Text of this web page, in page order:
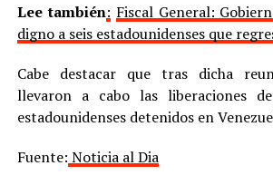
Lee también: Fiscal General:
digno a seis estadounidenses que
Cabe destacar que tras dicha
llevaron a cabo las liberaciones
estadounidenses detenidos en
Fuente: Noticia al Dia